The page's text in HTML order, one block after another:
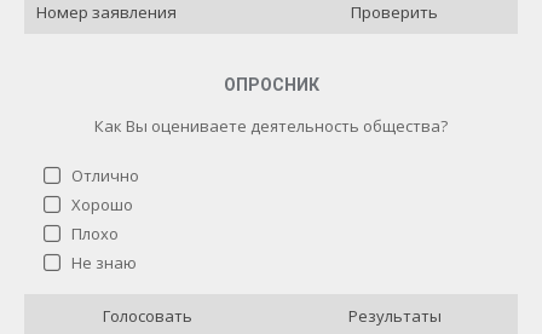
Проверить
ОПРОСНИК
Как Вы оцениваете деятельность общества?
Отлично
Хорошо
Плохо
Не знаю
Результаты
Голосовать
Как Вы оцениваете деятельность общества?